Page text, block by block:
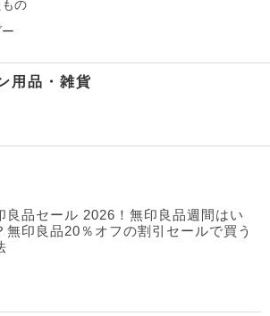
の
用品・雑貨
良品セール 2026！無印良品週間はい
無印良品20％オフの割引セールで買う